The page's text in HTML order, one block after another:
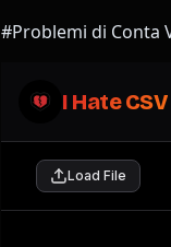
#Problemi di Conta